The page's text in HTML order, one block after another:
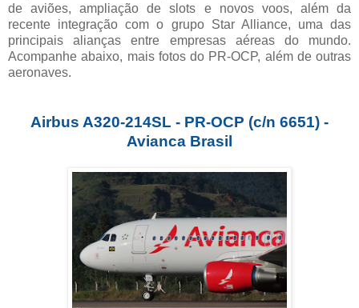
de aviões, ampliação de slots e novos voos, além da
recente integração com o grupo Star Alliance, uma das
principais alianças entre empresas aéreas do mundo.
Acompanhe abaixo, mais fotos do PR-OCP, além de outras
aeronaves.
Airbus A320-214SL - PR-OCP (c/n 6651) -
Avianca Brasil